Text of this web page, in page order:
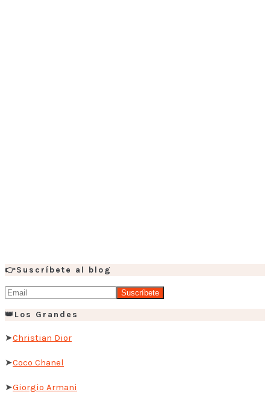
👉Suscríbete al blog
👑Los Grandes
➤Christian Dior
➤Coco Chanel
➤Giorgio Armani